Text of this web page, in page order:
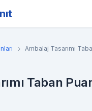
Ambalaj Tasarımı
Taban